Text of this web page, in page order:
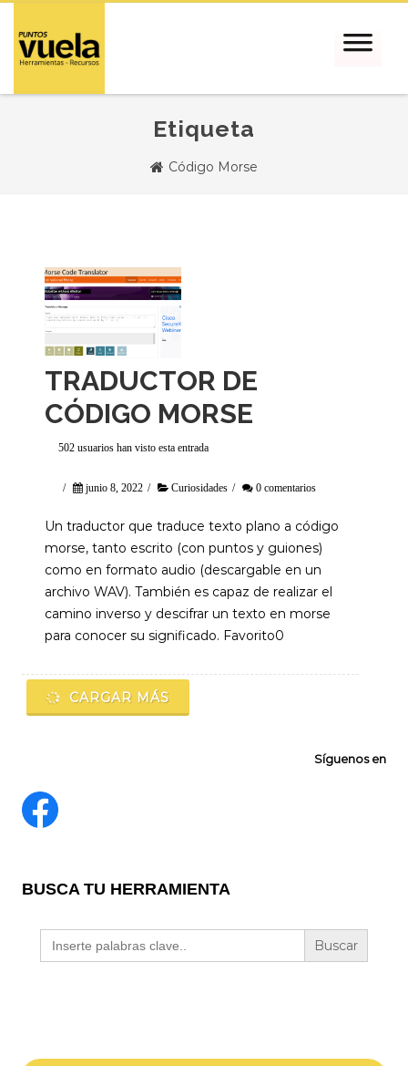
Etiqueta
Código Morse
TRADUCTOR DE
CÓDIGO MORSE
502 usuarios han visto esta entrada
/ junio 8, 2022 / Curiosidades / 0 comentarios
Un traductor que traduce texto plano a código
morse, tanto escrito (con puntos y guiones)
como en formato audio (descargable en un
archivo WAV). También es capaz de realizar el
camino inverso y descifrar un texto en morse
para conocer su significado. Favorito0
CARGAR MÁS
Síguenos en
BUSCA TU HERRAMIENTA
Buscar: